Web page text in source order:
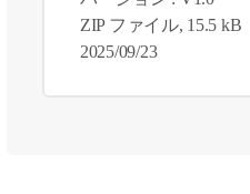
ZIP ファイル, 15.5 kB
2025/09/23